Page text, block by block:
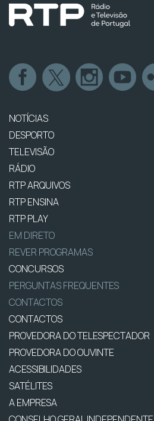
NOTÍCIAS
DESPORTO
TELEVISÃO
RÁDIO
RTP ARQUIVOS
RTP ENSINA
RTP PLAY
EM DIRETO
REVER PROGRAMAS
CONCURSOS
PERGUNTAS FREQUENTES
CONTACTOS
CONTACTOS
PROVEDORA DO TELESPECTADOR
PROVEDORA DO OUVINTE
ACESSIBILIDADES
SATÉLITES
A EMPRESA